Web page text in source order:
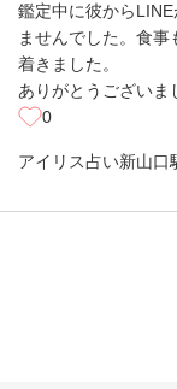
鑑定中に彼から
ませんでした。食
着きました。
ありがとうございま
0
アイリス占い新山口